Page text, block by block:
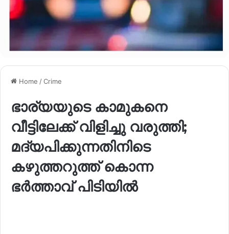
Home /Crime
ഭാര്യയുടെ കാമുകനെ
വീട്ടിലേക്ക് വിളിച്ചു വരുത്തി;
മദ്യപിക്കുന്നതിനിടെ
കഴുത്തറുത്ത് കൊന്ന
ഭര്‍ത്താവ് പിടിയില്‍